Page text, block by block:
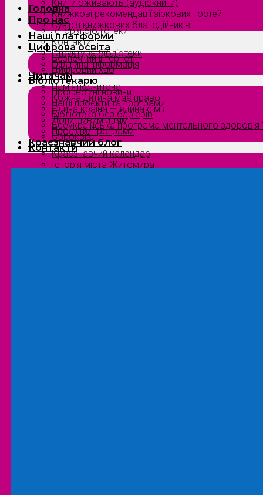
Головна
Про нас
Історія бібліотеки
Контакти
Структура бібліотеки
Офіційна інформація
Читачам
Пам’ятка читача
Кожна дитина має право
Єдина країна — єдина сім’я
Допитливим дітям
Проєкти/Програми
Краєзнавчий блог
Краєзнавчий календар
Історія міста Житомира
Книги оживають (аудіокниги)
Книжкові рекомендації зіркових гостей
Сузірʼя книжкових благодійників
Наші платформи
Цифрова освіта
Безпечний інтернет
Цифровий хаб
Бібліотекарю
Професійні новини
Наші проєкти та програми
Бібліотека без бар’єрів
Всеукраїнська програма ментального здоров’я
Євроквіз
Контакти